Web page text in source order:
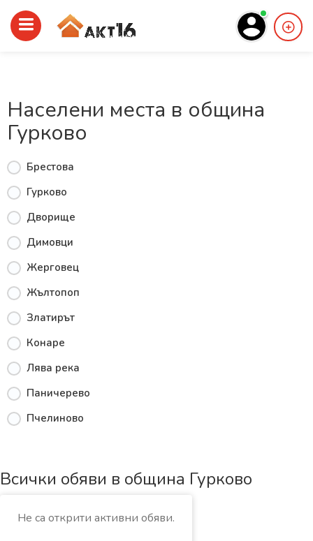
Населени места в община
Гурково
Брестова
Гурково
Дворище
Димовци
Жерговец
Жълтопоп
Златирът
Конаре
Лява река
Паничерево
Пчелиново
Всички обяви в община Гурково
Не са открити активни обяви.